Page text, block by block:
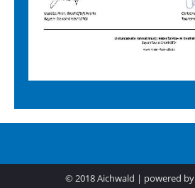
© 2018 Aichwald | powered by